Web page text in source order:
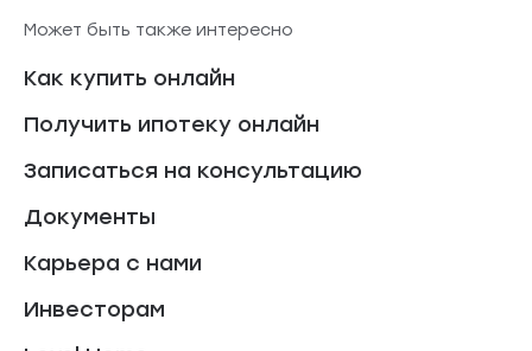
Может быть также интересно
Как купить онлайн
Получить ипотеку онлайн
Записаться на консультацию
Документы
Карьера с нами
Инвесторам